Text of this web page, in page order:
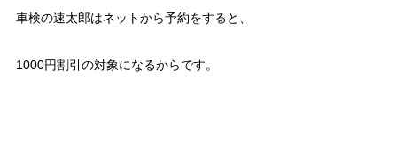
車検の速太郎はネットから予約をすると、
1000円割引の対象になるからです。